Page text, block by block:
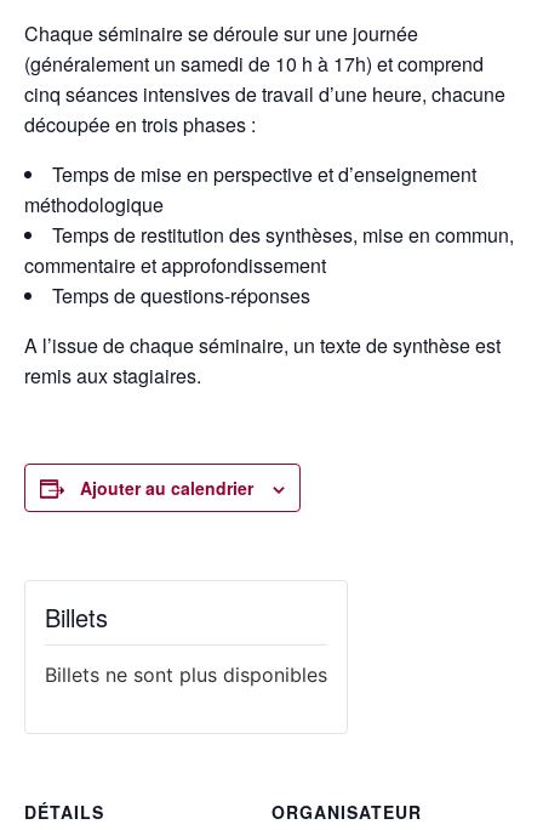
Chaque séminaire se déroule sur une journée
(généralement un samedi de 10 h à 17h) et comprend
cinq séances intensives de travail d’une heure, chacune
découpée en trois phases :
Temps de mise en perspective et d’enseignement
méthodologique
Temps de restitution des synthèses, mise en commun,
commentaire et approfondissement
Temps de questions-réponses
A l’issue de chaque séminaire, un texte de synthèse est
remis aux stagiaires.
Ajouter au calendrier
Billets
Billets ne sont plus disponibles
DÉTAILS
ORGANISATEUR